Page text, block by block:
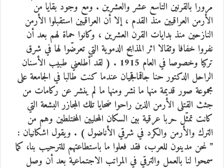
مرورا بالقرنين التاسع عشر والعشرين . ومع وجود بقايا من
الأرمن العراقيين منذ القدم ، إلا أن العراقيين استقبلوا الأرمن
النازحين منذ بدايات القرن العشرين ، وكانوا حماة لهم بعد أن
نفروا خفافا وثقالا اثر المذابح الدموية التي تعرضّوا لها في شرق
تركيا وخصوصا في العام 1915 . ( لقد أطلعني طبيب الأسنان
الراحل الدكتور حنا جاقماقجيان عندما كنت طالبا في الجامعة على
مجموعة صور قديمة منها ما نشر ومنها ما لم ينشر عن ركامات من
جثث القتلى الأرمن الذين راحوا ضحايا تلك المجازر البشعة التي
كانت تمثّل حربا عرقية بين السكان المحليين المختلطين وهم من
الترك والأرمن والكرد في شرقي الأناضول ) . ويقول اشكانيان :
” نحن مدينون للعرب، فقد فعلوا ما باستطاعتهم للترحيب بنا، كما
سمحوا لنا بالعمل والترقي في المراتب الاجتماعية بعد أن وصل